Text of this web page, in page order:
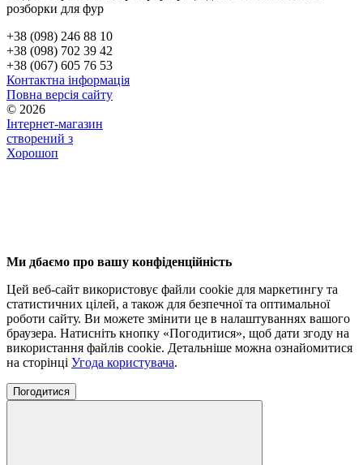
розборки для фур
+38 (098) 246 88 10
+38 (098) 702 39 42
+38 (067) 605 76 53
Контактна інформація
Повна версія сайту
© 2026
Інтернет-магазин
створений з
Хорошоп
Ми дбаємо про вашу конфіденційність
Цей веб-сайт використовує файли cookie для маркетингу та
статистичних цілей, а також для безпечної та оптимальної
роботи сайту. Ви можете змінити це в налаштуваннях вашого
браузера. Натисніть кнопку «Погодитися», щоб дати згоду на
використання файлів cookie. Детальніше можна ознайомитися
на сторінці Угода користувача.
Погодитися